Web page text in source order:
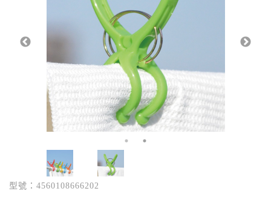
型號：4560108666202